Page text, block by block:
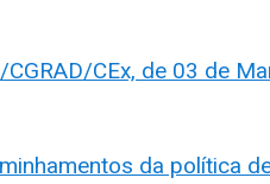
CEx, de 03 de
da política